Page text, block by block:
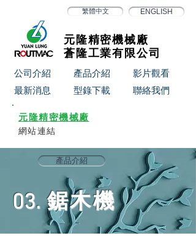
繁體中文 ENGLISH
元隆精密機械廠
蒼隆工業有限公司
公司介紹
最新消息
產品介紹
型錄下載
影片觀看
聯絡我們
元隆精密機械廠
網站連結
產品介紹
鋸木機
03.